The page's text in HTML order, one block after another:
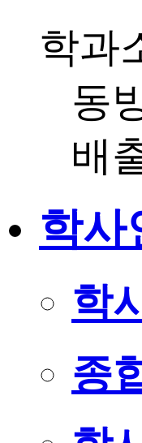
학과
동
배
학사
학
종